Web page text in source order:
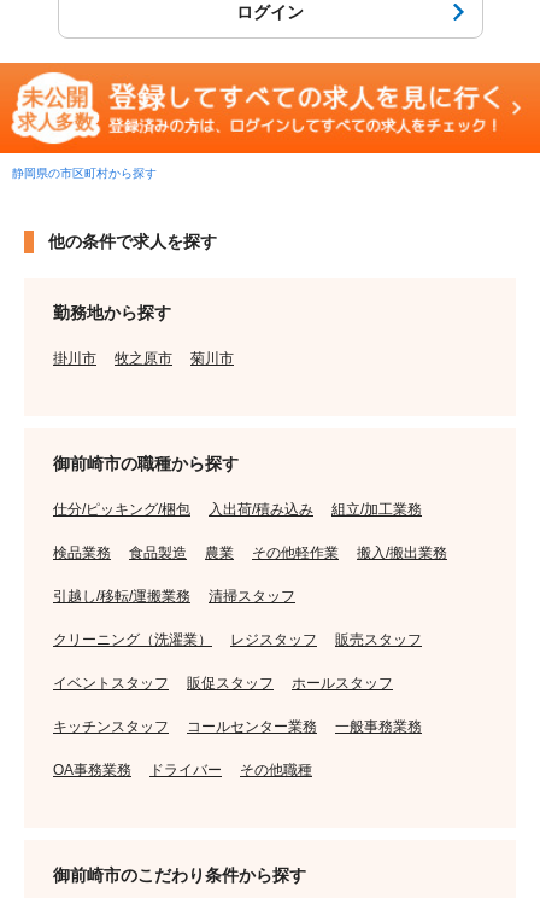
ログイン
静岡県の市区町村から探す
他の条件で求人を探す
勤務地から探す
掛川市 牧之原市 菊川市
御前崎市の職種から探す
仕分/ピッキング/梱包 入出荷/積み込み 組立/加工業務
検品業務 食品製造 農業 その他軽作業 搬入/搬出業務
引越し/移転/運搬業務 清掃スタッフ
クリーニング（洗濯業） レジスタッフ 販売スタッフ
イベントスタッフ 販促スタッフ ホールスタッフ
キッチンスタッフ コールセンター業務 一般事務業務
OA事務業務 ドライバー その他職種
御前崎市のこだわり条件から探す